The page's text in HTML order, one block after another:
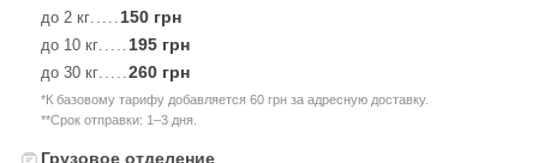
до 2 кг 150 грн
до 10 кг 195 грн
до 30 кг 260 грн
*К базовому тарифу добавляется 60 грн за адресную доставку.
**Срок отправки: 1–3 дня.
Грузовое отделение